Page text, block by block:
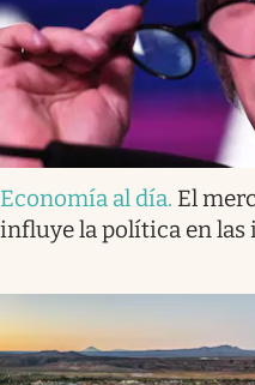
Economía al día. El
influye la política en las